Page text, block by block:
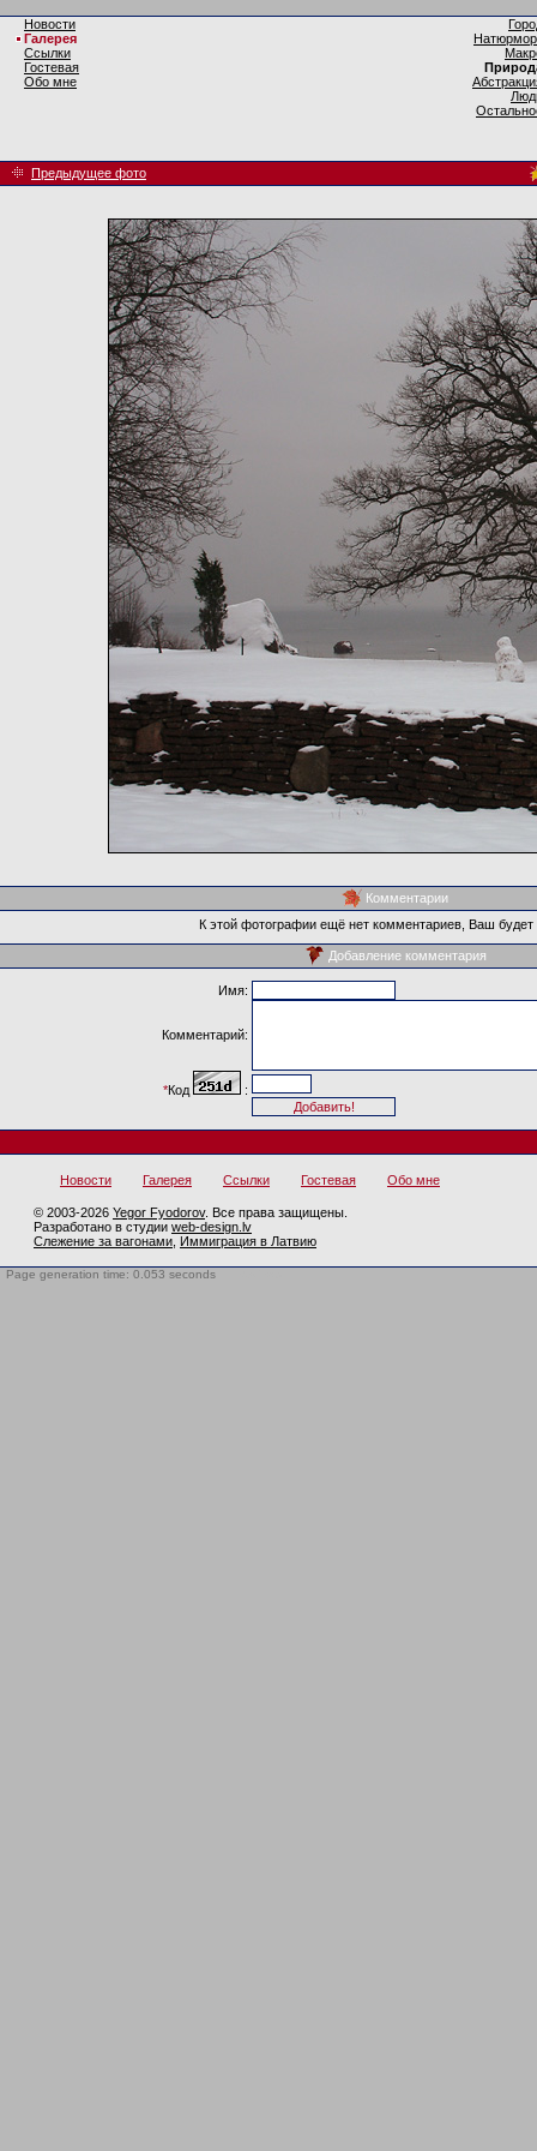
Новости
Галерея
Ссылки
Гостевая
Обо мне
Предыдущее фото
Комментарии
К этой фотографии ещё нет комментариев, Ваш
Добавление комментария
Имя:
Комментарий:
*Код :
Новости Галерея Ссылки Гостевая Обо мне
© 2003-2026 Yegor Fyodorov. Все права защищены.
Разработано в студии web-design.lv
Слежение за вагонами Иммиграция в Латвию
Page generation time: 0.053 seconds